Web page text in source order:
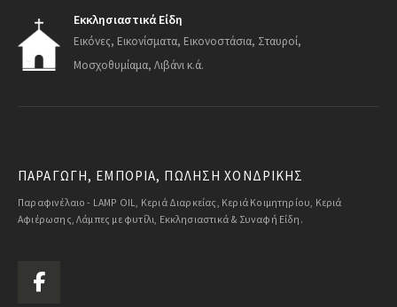
Εκκλησιαστικά Είδη
Εικόνες, Εικονίσματα, Εικονοστάσια, Σταυροί,
Μοσχοθυμίαμα, Λιβάνι κ.ά.
ΠΑΡΑΓΩΓΗ, ΕΜΠΟΡΙΑ, ΠΩΛΗΣΗ ΧΟΝΔΡΙΚΗΣ
Παραφινέλαιο - LAMP OIL, Κεριά Διαρκείας, Κεριά Κοιμητηρίου, Κεριά
Αφιέρωσης, Λάμπες με φυτίλι, Εκκλησιαστικά & Συναφή Είδη.